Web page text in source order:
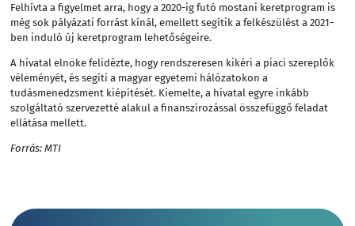
Felhívta a figyelmet arra, hogy a 2020-ig futó mostani keretprogram is
még sok pályázati forrást kínál, emellett segítik a felkészülést a 2021-
ben induló új keretprogram lehetőségeire.
A hivatal elnöke felidézte, hogy rendszeresen kikéri a piaci szereplők
véleményét, és segíti a magyar egyetemi hálózatokon a
tudásmenedzsment kiépítését. Kiemelte, a hivatal egyre inkább
szolgáltató szervezetté alakul a finanszírozással összefüggő feladat
ellátása mellett.
Forrás: MTI